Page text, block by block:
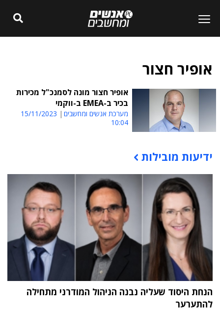
אופיר חצור
אופיר חצור מונה לסמנכ"ל מכירות
בכיר ב-EMEA ב-ווקמי
מערכת אנשים ומחשבים
15/11/2023
10:04
תוכן פרסומי
ידיעות מובילות
הנחת היסוד שעליה נבנה הניהול המודרני מתחילה
להתערער